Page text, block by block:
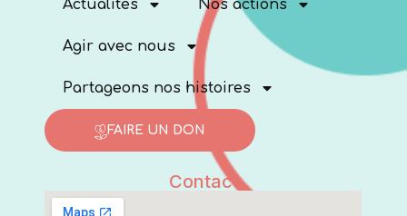
Actualités Nos actions
Agir avec nous
Partageons nos histoires
FAIRE UN DON
Contact